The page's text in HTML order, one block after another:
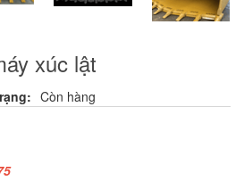
xúc lật
Còn hàng